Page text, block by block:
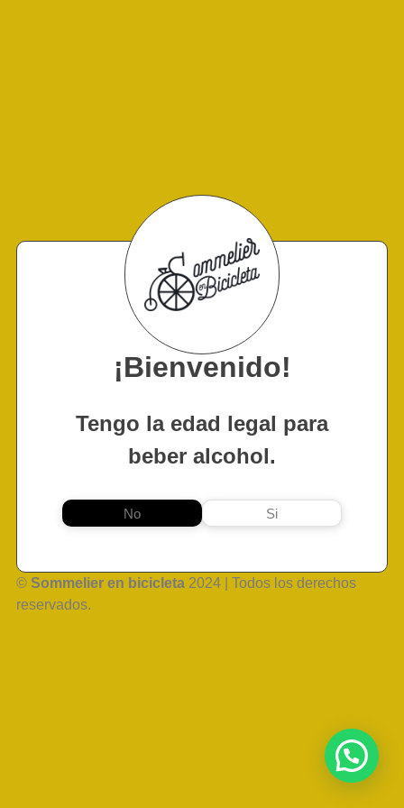
¡Bienvenido!
Tengo la edad legal para
beber alcohol.
No Si
© Sommelier en bicicleta 2024 | Todos los derechos
reservados.